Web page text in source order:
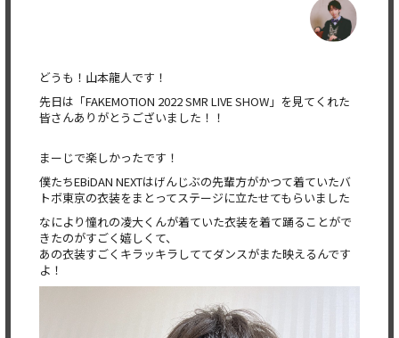
どうも！山本龍人です！
先日は「FAKEMOTION 2022 SMR LIVE SHOW」を見てくれた
皆さんありがとうございました！！
まーじで楽しかったです！
僕たちEBiDAN NEXTはげんじぶの先輩方がかつて着ていたバ
トボ東京の衣装をまとってステージに立たせてもらいました
なにより憧れの凌大くんが着ていた衣装を着て踊ることがで
きたのがすごく嬉しくて、
あの衣装すごくキラッキラしててダンスがまた映えるんです
よ！